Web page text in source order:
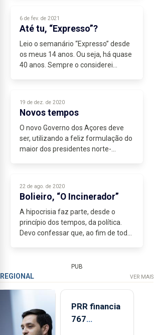
superam...
6 de fev. de 2021
Até tu, “Expresso”?
Leio o semanário “Expresso” desde
os meus 14 anos. Ou seja, há quase
40 anos. Sempre o considerei
19 de dez. de 2020
Novos tempos
O novo Governo dos Açores deve
ser, utilizando a feliz formulação do
maior dos presidentes norte-
dos...
22 de ago. de 2020
Bolieiro, “O Incinerador”
A hipocrisia faz parte, desde o
princípio dos tempos, da política.
Devo confessar que, ao fim de todo
políticos realizarem, sem sequer...
PUB
REGIONAL VER MAIS
PRR financia
767